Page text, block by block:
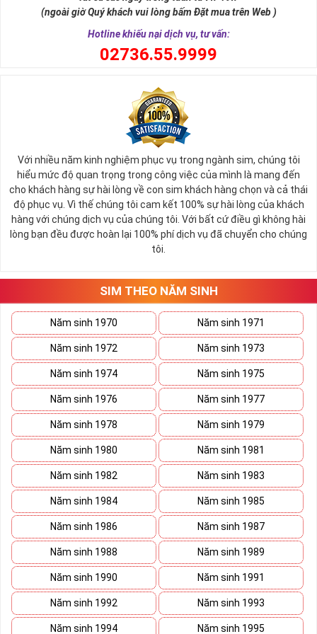
một số mặt hàngsim số đẹpgiá cực rẻ. Nếu bạn là người
đang có nhu cầu mua sim số đẹp và muốn một mức giá tối
ưu hãy điểm qua danh sách sim giảm giá trước.
Mỗi đại lý bán sim đều thường có mục sim giảm giá, sim số
những sim số đang mỏi mòn đợi chủ và vì một lý do nào đó,
duyên chưa tới nên vẫn chưa tìm thấy chủ nhân đích thực.
Bạn có thể tùy vào tình hình tài chính mà có thể sắp xếp xem
giá trị của sim từ cao đến thấp để dễ bề chọn lựa.
Thông thường sim giảm giá, sim số đẹp giá rẻ có mức
SALE OFFcó thể vào khoảng 30 - 50% giá trị so với thông
thường.
Các đại lý sim số khi đã gom vào quá nhiều sim mà tình
hình bán không quá khả quan sẽ thanh lọc bớt kho sim số
của mình, việc mua được sim tốt giá mềm là điều hoàn toàn
Hiện nay bất cứ đại lý nào cũng đều có danh sách sim giảm
giá, sim giá rẻ như vậy nên bạn hãy xem qua một lượt danh
sách này trước khi đi vào những dãy số yêu thích hơn.
(ngoài giờ Quý khách vui lòng bấm Đặt mua trên Web )
Hotline khiếu nại dịch vụ, tư vấn:
02736.55.9999
Với nhiều năm kinh nghiệm phục vụ trong ngành sim, chúng tôi
hiểu mức độ quan trọng trong công việc của mình là mang đến
cho khách hàng sự hài lòng về con sim khách hàng chọn và cả thái
độ phục vụ. Vì thế chúng tôi cam kết 100% sự hài lòng của khách
hàng với chúng dịch vụ của chúng tôi. Với bất cứ điều gì không hài
lòng bạn đều được hoàn lại 100% phí dịch vụ đã chuyển cho chúng
tôi.
SIM THEO NĂM SINH
Năm sinh 1970 Năm sinh 1971
Năm sinh 1972 Năm sinh 1973
Năm sinh 1974 Năm sinh 1975
Năm sinh 1976 Năm sinh 1977
Năm sinh 1978 Năm sinh 1979
Năm sinh 1980 Năm sinh 1981
Năm sinh 1982 Năm sinh 1983
Năm sinh 1984 Năm sinh 1985
Năm sinh 1986 Năm sinh 1987
Năm sinh 1988 Năm sinh 1989
Năm sinh 1990 Năm sinh 1991
Năm sinh 1992 Năm sinh 1993
Năm sinh 1994 Năm sinh 1995